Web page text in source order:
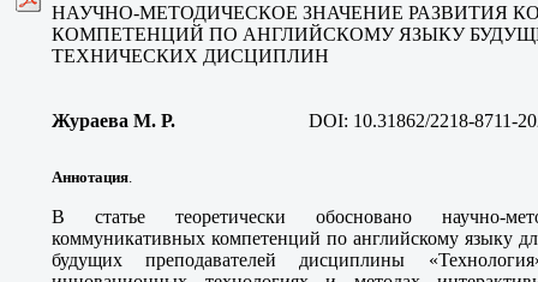
НАУЧНО-МЕТОДИЧЕСКОЕ ЗНАЧЕНИЕ РАЗВИТИЯ
КОМПЕТЕНЦИЙ ПО АНГЛИЙСКОМУ ЯЗЫКУ
ТЕХНИЧЕСКИХ ДИСЦИПЛИН
Жураева М. Р. DOI: 10.31862/2218-8711-
Аннотация
В статье теоретически обосновано научно-
коммуникативных компетенций по английскому языку
будущих преподавателей дисциплины